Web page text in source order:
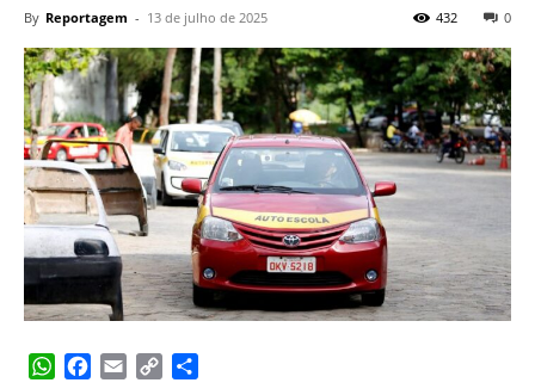
By Reportagem - 13 de julho de 2025 0
432
WhatsApp
Facebook
Email Copy